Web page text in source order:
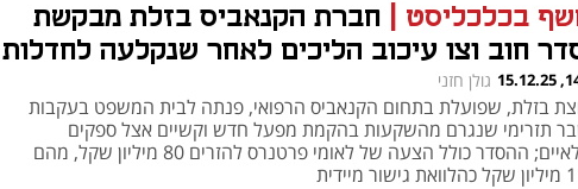
בכלכליסט
חברת הקנאביס בזלת מבקשת
חוב וצו עיכוב הליכים לאחר שנקלעה לחדלות
גולן חזני
בזלת, שפועלת בתחום הקנאביס הרפואי, פנתה לבית המשפט בעקבות
תזרימי שנגרם מהשקעות בהקמת מפעל חדש וקשיים אצל ספקים
חקלאיים; ההסדר כולל הצעה של לאומי פרטנרס להזרים 80 מיליון שקל, מהם
מיידית